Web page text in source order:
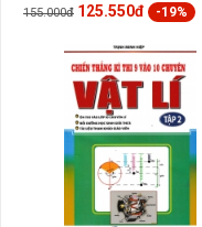
155.000đ 125.550đ -19%